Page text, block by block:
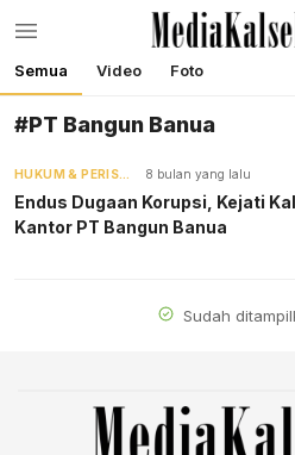
mediakalsel.com
Berita Update
Semua Video Foto
#PT Bangun Banua
HUKUM & PERISTIWA 8 bulan yang lalu
Endus Dugaan Korupsi, Kejati
Kantor PT Bangun Banua
Sudah